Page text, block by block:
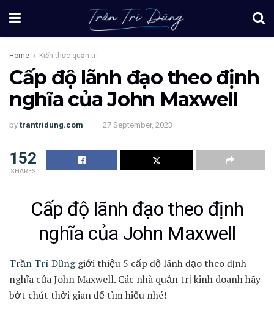
Home Kiến thức quản trị
Cấp độ lãnh đạo theo định
nghĩa của John Maxwell
by trantridung.com 27 September, 2023
152
SHARES
Cấp độ lãnh đạo theo định
nghĩa của John Maxwell
Trần Trí Dũnggiới thiệu 5 cấp độ lãnh đạo theo định
nghĩa của John Maxwell. Các nhà quản trị kinh doanh hãy
bớt chút thời gian để tìm hiểu nhé!